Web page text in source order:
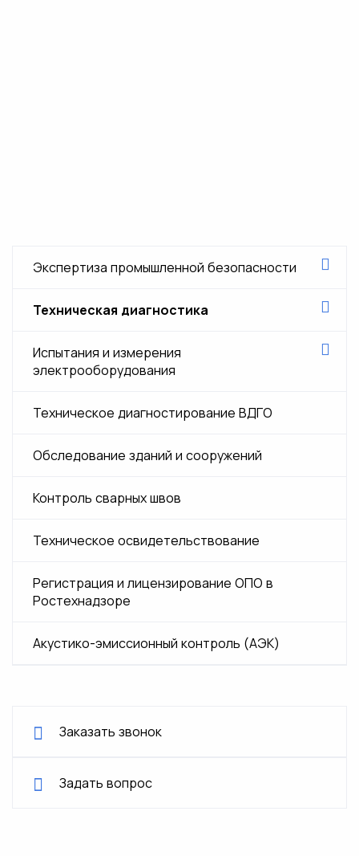
Экспертиза промышленной безопасности
проектной документации
Экспертиза технических устройств
Экспертиза промышленной
под давлением
и подъёмных сооружений
Техническая диагностика
Испытания и измерения
электрооборудования
многоквартирных домах
Техническое диагностирование ВДГО
Обследование зданий и сооружений
Контроль сварных швов
Техническое освидетельствование
Регистрация и лицензирование ОПО в
Ростехнадзоре
Акустико-эмиссионный контроль (АЭК)
Заказать звонок
Задать вопрос